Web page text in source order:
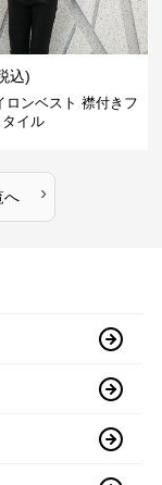
込)
ロンベスト 襟付きフ
イル
へ ›